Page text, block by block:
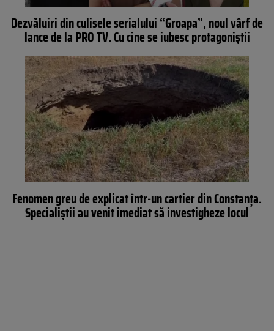
Dezvăluiri din culisele serialului “Groapa”, noul vârf de
lance de la PRO TV. Cu cine se iubesc protagoniștii
Fenomen greu de explicat într-un cartier din Constanța.
Specialiștii au venit imediat să investigheze locul